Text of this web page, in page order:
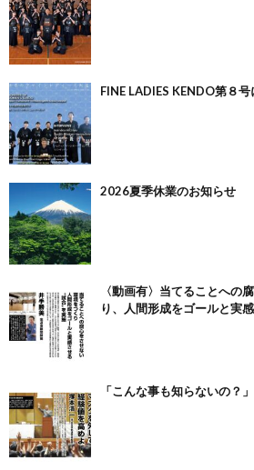
FINE LADIES KENDO第８号
2026夏季休業のお知らせ
〈動画有〉当てることへの
り、人間形成をゴールと実
「こんな事も知らないの？